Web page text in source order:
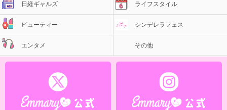
日経ギャルズ ライフスタイル
ビューティー シンデレラフェス
エンタメ その他